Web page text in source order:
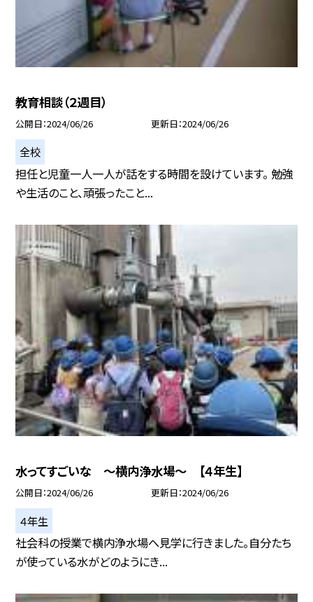
教育相談（２週目）
公開日 2024/06/26 更新日 2024/06/26
全校
担任と児童一人一人が話をする時間を設けています。 勉強
や生活のこと、頑張ったこと...
水ってすごいな 〜横内浄水場〜 【４年生】
公開日 2024/06/26 更新日 2024/06/26
４年生
社会科の授業で横内浄水場へ見学に行きました。自分たち
が使っている水がどのようにき...